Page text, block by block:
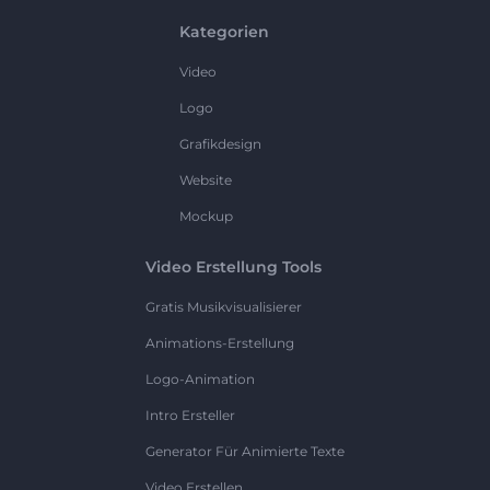
Kategorien
Video
Logo
Grafikdesign
Website
Mockup
Video Erstellung Tools
Gratis Musikvisualisierer
Animations-Erstellung
Logo-Animation
Intro Ersteller
Generator Für Animierte Texte